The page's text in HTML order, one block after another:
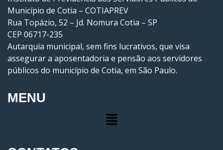
Município de Cotia – COTIAPREV
Rua Topázio, 52 – Jd. Nomura Cotia – SP
CEP 06717-235
Autarquia municipal, sem fins lucrativos, que visa
assegurar a aposentadoria e pensão aos servidores
públicos do município de Cotia, em São Paulo.
MENU